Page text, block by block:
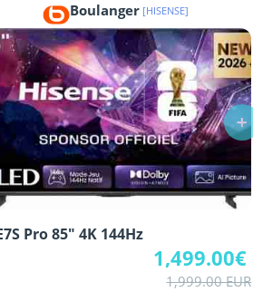
Boulanger [HISENSE]
Pro 85" 4K 144Hz
1,499.00€
1,999.00 EUR
+